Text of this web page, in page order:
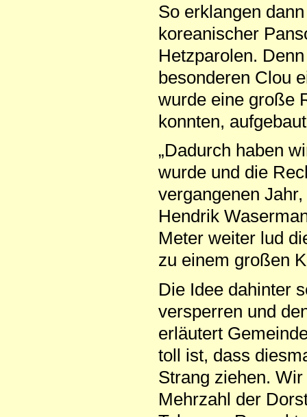
So erklangen
koreanischer
Hetzparolen.
besonderen Clou
wurde eine große
konnten,
„Dadurch haben
wurde und die
vergangenen
Hendrik
Meter weiter lud
zu einem großen
Die Idee dahinter
versperren und
erläutert
toll ist, dass
Strang ziehen.
Mehrzahl der